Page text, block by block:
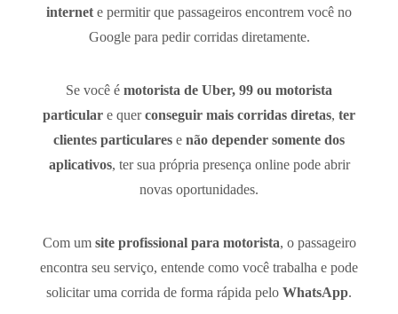
internet e permitir que passageiros encontrem você no
Google para pedir corridas diretamente.
Se você é motorista de Uber, 99 ou motorista
particular e querconseguir mais corridas diretas, ter
clientes particulares e não depender somente dos
aplicativos, ter sua própria presença online pode abrir
novas oportunidades.
Com um site profissional para motorista, o passageiro
encontra seu serviço, entende como você trabalha e pode
solicitar uma corrida de forma rápida pelo WhatsApp.